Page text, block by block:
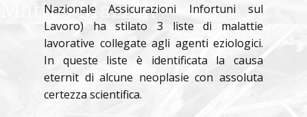
Nazionale Assicurazioni Infortuni sul
Lavoro) ha stilato 3 liste di malattie
lavorative collegate agli agenti eziologici.
In queste liste è identificata la causa
eternit di alcune neoplasie con assoluta
certezza scientifica.